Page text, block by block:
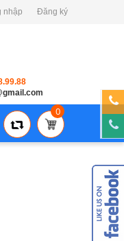
nhập Đăng ký
0